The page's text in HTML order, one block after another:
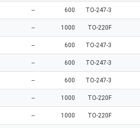
TO-247-3
600
--
TO-220F
1000
--
TO-247-3
600
--
TO-247-3
600
--
TO-247-3
600
--
TO-220F
1000
--
TO-220F
1000
--